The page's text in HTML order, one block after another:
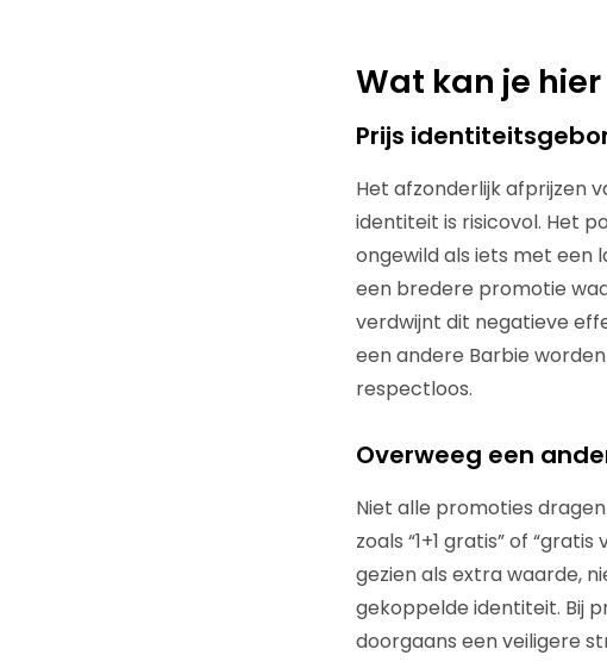
Wat kan je
Prijs
Het afzonderlijk afprijzen
identiteit is risicovol. Het
ongewild als iets met een
een bredere promotie
verdwijnt dit negatieve
een andere Barbie
respectloos.
Overweeg een
Niet alle promoties
zoals “1+1 gratis” of
gezien als extra waarde,
gekoppelde identiteit. Bij
doorgaans een veiligere